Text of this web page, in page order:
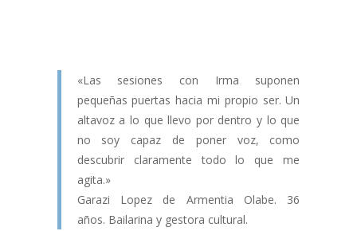
«Las sesiones con Irma suponen
pequeñas puertas hacia mi propio ser. Un
altavoz a lo que llevo por dentro y lo que
no soy capaz de poner voz, como
descubrir claramente todo lo que me
agita.»
Garazi Lopez de Armentia Olabe. 36
años. Bailarina y gestora cultural.